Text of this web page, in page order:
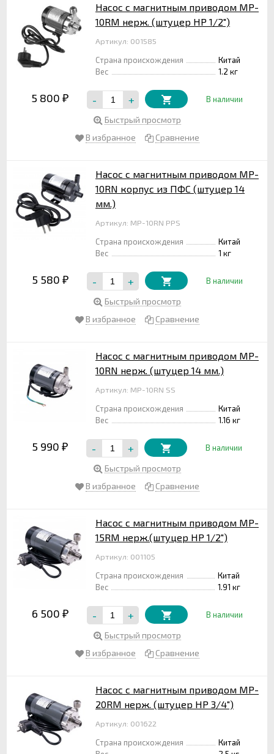
Насос с магнитным приводом MP-
10RM нерж. (штуцер НР 1/2")
Артикул: 001585
Страна происхождения
Китай
Вес
1.2 кг
5 800 ₽ - + В наличии
Быстрый просмотр
В избранное
Сравнение
Насос с магнитным приводом MP-
10RN корпус из ПФС (штуцер 14
мм.)
Артикул: MP-10RN PPS
Страна происхождения
Китай
Вес
1 кг
5 580 ₽ - + В наличии
Быстрый просмотр
В избранное
Сравнение
Насос с магнитным приводом MP-
10RN нерж. (штуцер 14 мм.)
Артикул: MP-10RN SS
Страна происхождения
Китай
Вес
1.16 кг
5 990 ₽ - + В наличии
Быстрый просмотр
В избранное
Сравнение
Насос с магнитным приводом MP-
15RM нерж.(штуцер НР 1/2")
Артикул: 001105
Страна происхождения
Китай
Вес
1.91 кг
6 500 ₽ - + В наличии
Быстрый просмотр
В избранное
Сравнение
Насос с магнитным приводом MP-
20RM нерж. (штуцер НР 3/4")
Артикул: 001622
Страна происхождения
Китай